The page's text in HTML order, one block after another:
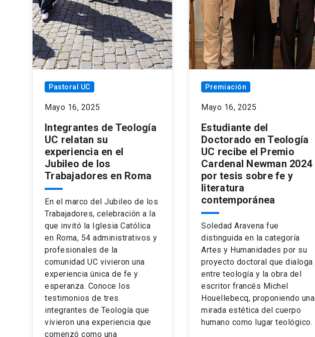
Pastoral UC
Mayo 16, 2025
Integrantes de Teología
UC relatan su
experiencia en el
Jubileo de los
Trabajadores en Roma
En el marco del Jubileo de los
Trabajadores, celebración a la
que invitó la Iglesia Católica
en Roma, 54 administrativos y
profesionales de la
comunidad UC vivieron una
experiencia única de fe y
esperanza. Conoce los
testimonios de tres
integrantes de Teología que
vivieron una experiencia que
comenzó como una
Premiación
Mayo 16, 2025
Estudiante del
Doctorado en Teología
UC recibe el Premio
Cardenal Newman 2024
por tesis sobre fe y
literatura
contemporánea
Soledad Aravena fue
distinguida en la categoría
Artes y Humanidades por su
proyecto doctoral que dialoga
entre teología y la obra del
escritor francés Michel
Houellebecq, proponiendo una
mirada estética del cuerpo
humano como lugar teológico.